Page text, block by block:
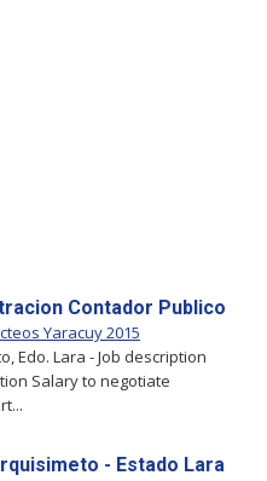
Contador Publico
Yaracuy 2015
Edo. Lara - Job description
Salary to negotiate
- Estado Lara